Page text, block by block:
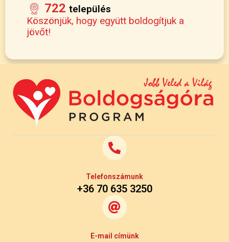
722 település
Köszönjük, hogy együtt boldogítjuk a
jövőt!
Telefonszámunk
+36 70 635 3250
E-mail címünk